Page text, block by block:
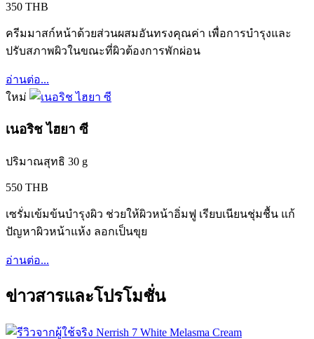
350 THB
ครีมมาสก์หน้าด้วยส่วนผสมอันทรงคุณค่า เพื่อการบำรุงและ
ปรับสภาพผิวในขณะที่ผิวต้องการพักผ่อน
อ่านต่อ...
ใหม่
เนอริช ไฮยา ซี
ปริมาณสุทธิ 30 g
550 THB
เซรั่มเข้มข้นบำรุงผิว ช่วยให้ผิวหน้าอิ่มฟู เรียบเนียนชุ่มชื้น แก้
ปัญหาผิวหน้าแห้ง ลอกเป็นขุย
อ่านต่อ...
ข่าวสารและโปรโมชั่น